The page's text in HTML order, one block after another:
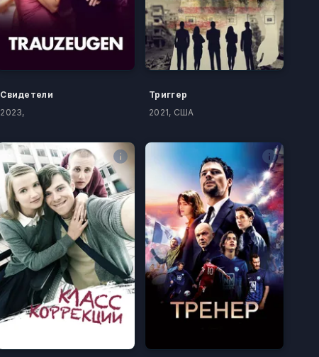
Свидетели
2023,
Триггер
2021, США